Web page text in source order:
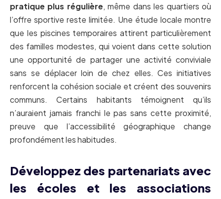
pratique plus régulière, même dans les quartiers où
l’offre sportive reste limitée. Une étude locale montre
que les piscines temporaires attirent particulièrement
des familles modestes, qui voient dans cette solution
une opportunité de partager une activité conviviale
sans se déplacer loin de chez elles. Ces initiatives
renforcent la cohésion sociale et créent des souvenirs
communs. Certains habitants témoignent qu’ils
n’auraient jamais franchi le pas sans cette proximité,
preuve que l’accessibilité géographique change
profondément les habitudes.
Développez des partenariats avec
les écoles et les associations